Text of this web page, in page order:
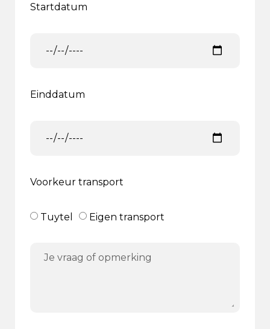
Startdatum
Einddatum
Voorkeur transport
Tuytel Eigen transport